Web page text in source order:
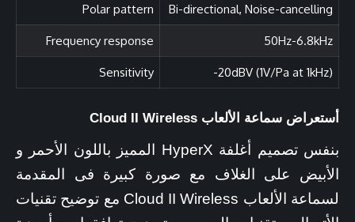
Bi-directional, Noise-cancelling
Polar pattern
50Hz-6.8kHz
Frequency response
-20dBV (1V/Pa at 1kHz)
Sensitivity
أستعراض سماعة الألعاب Cloud II Wireless
بنفس تصميم أغلفة HyperX المميز باللون الأحمر و
الأبيض على الغلاف مع صورة كبيرة فى المقدمة
لسماعة الألعاب Cloud II Wireless مع توضيح تقنيات